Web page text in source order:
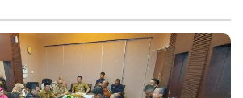
Yang
Hebat